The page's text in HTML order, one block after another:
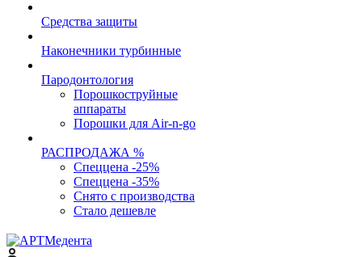
Средства защиты
Наконечники турбинные
Пародонтология
Порошкоструйные
аппараты
Порошки для Air-n-go
РАСПРОДАЖА %
Спеццена -25%
Спеццена -35%
Снято с производства
Стало дешевле